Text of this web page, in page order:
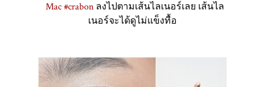
Mac #crabon ลงไปตามเส้นไลเนอร์เลย เส้นไล
เนอร์จะได้ดูไม่แข็งทื้อ